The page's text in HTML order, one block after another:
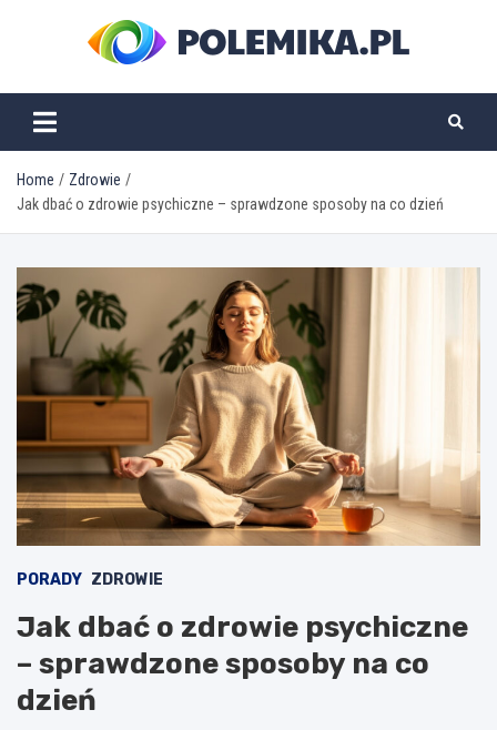
polemika.pl
Home
Zdrowie
Jak dbać o zdrowie psychiczne – sprawdzone sposoby na co dzień
PORADY ZDROWIE
Jak dbać o zdrowie psychiczne
– sprawdzone sposoby na co
dzień